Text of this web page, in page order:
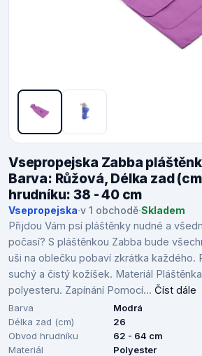
Vsepropejska Zabba
Barva: Růžová, Délka zad
hrudníku: 38 - 40 cm
Vsepropejska·v 1 obchodě·Skladem
Přijdou Vám psí pláštěnky nudné a
počasí? S pláštěnkou Zabba bude
uši na oblečku pobaví zkrátka každého.
suchý a čistý kožíšek. Materiál
polyesteru. Zapínání Pomocí... Číst dále
Barva
Modrá
Délka zad (cm)
26
Obvod hrudníku
62 - 64 cm
Materiál
Polyester